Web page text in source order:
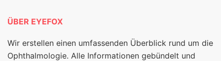
ÜBER EYEFOX
Wir erstellen einen umfassenden Überblick rund um die
Ophthalmologie. Alle Informationen gebündelt und